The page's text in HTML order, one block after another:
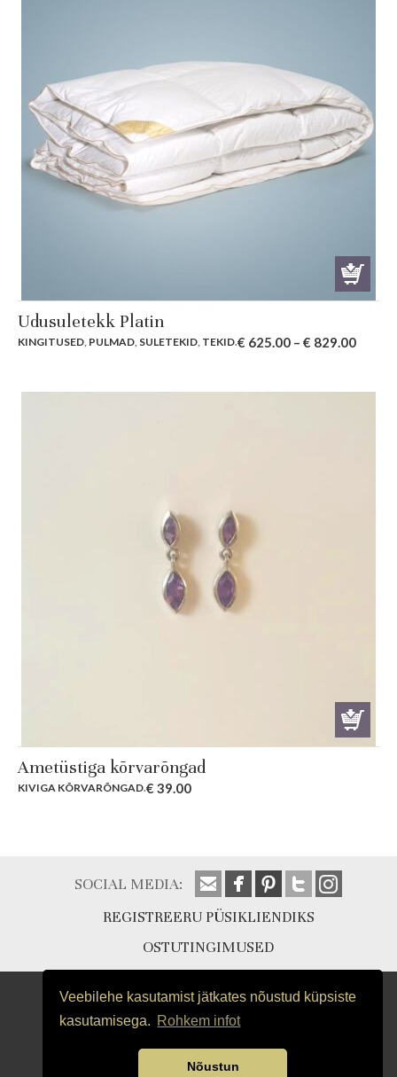
Veebilehe kasutamist jätkates nõustud küpsiste
kasutamisega. Rohkem infot
Nõustun
Udusuletekk Platin
KINGITUSED PULMAD SULETEKID TEKID.€ 625.00 – € 829.00
Ametüstiga kõrvarõngad
KIVIGA KÕRVARÕNGAD.€ 39.00
SOCIAL MEDIA:
REGISTREERU PÜSIKLIENDIKS
OSTUTINGIMUSED